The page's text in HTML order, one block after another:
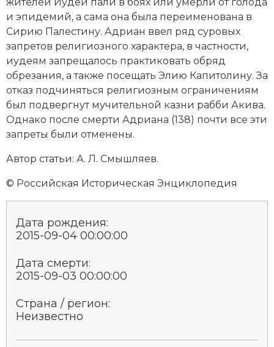
Религия и церковь
Россия
Северная Америка
Социально-экономическая история
Специальные исторические дисциплины
СССР
Южная Америка
и эпидемий, а сама она была переименована в
Сирию Палестину. Адриан ввел ряд суровых
запретов религиозного характера, в частности,
иудеям запрещалось практиковать обряд
обрезания, а также посещать Элию Капитолину. За
отказ подчиняться религиозным ограничениям
был подвергнут мучительной казни рабби Акива.
Однако после смерти Адриана (138) почти все эти
запреты были отменены.
Автор статьи: А. Л. Смышляев.
© Российская Историческая Энциклопедия
Дата рождения:
2015-09-04 00:00:00
Дата смерти:
2015-09-03 00:00:00
Страна / регион:
Неизвестно